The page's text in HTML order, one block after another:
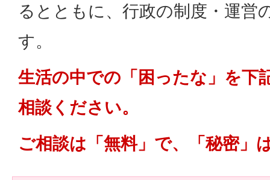
るとともに、行政の制度・運営
す。
生活の中での「困ったな」を下
相談ください。
ご相談は「無料」で、「秘密」